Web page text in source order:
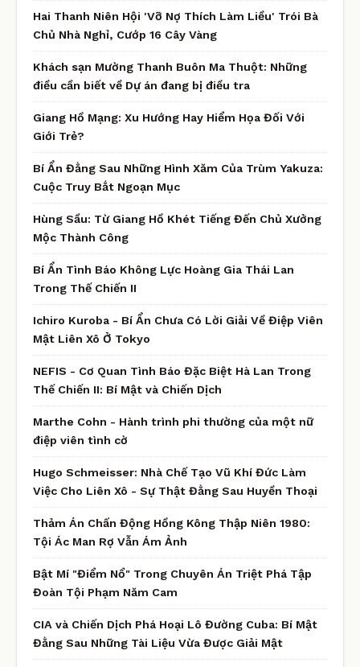
Hai Thanh Niên Hội 'Vỡ Nợ Thích Làm Liều' Trói Bà
Chủ Nhà Nghỉ, Cướp 16 Cây Vàng
Khách sạn Mường Thanh Buôn Ma Thuột: Những
điều cần biết về Dự án đang bị điều tra
Giang Hồ Mạng: Xu Hướng Hay Hiểm Họa Đối Với
Giới Trẻ?
Bí Ẩn Đằng Sau Những Hình Xăm Của Trùm Yakuza:
Cuộc Truy Bắt Ngoạn Mục
Hùng Sầu: Từ Giang Hồ Khét Tiếng Đến Chủ Xưởng
Mộc Thành Công
Bí Ẩn Tình Báo Không Lực Hoàng Gia Thái Lan
Trong Thế Chiến II
Ichiro Kuroba - Bí Ẩn Chưa Có Lời Giải Về Điệp Viên
Mật Liên Xô Ở Tokyo
NEFIS - Cơ Quan Tình Báo Đặc Biệt Hà Lan Trong
Thế Chiến II: Bí Mật và Chiến Dịch
Marthe Cohn - Hành trình phi thường của một nữ
điệp viên tình cờ
Hugo Schmeisser: Nhà Chế Tạo Vũ Khí Đức Làm
Việc Cho Liên Xô - Sự Thật Đằng Sau Huyền Thoại
Thảm Án Chấn Động Hồng Kông Thập Niên 1980:
Tội Ác Man Rợ Vẫn Ám Ảnh
Bật Mí "Điểm Nổ" Trong Chuyên Án Triệt Phá Tập
Đoàn Tội Phạm Năm Cam
CIA và Chiến Dịch Phá Hoại Lô Đường Cuba: Bí Mật
Đằng Sau Những Tài Liệu Vừa Được Giải Mật